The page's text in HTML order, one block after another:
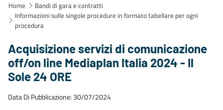
Home
Bandi di gara e contratti
Informazioni sulle singole procedure in formato tabellare per ogni
procedura
Acquisizione servizi di comunicazione
off/on line Mediaplan Italia 2024 - Il
Sole 24 ORE
Data Di Pubblicazione: 30/07/2024